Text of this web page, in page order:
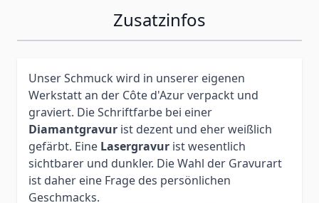
Zusatzinfos
Unser Schmuck wird in unserer eigenen
Werkstatt an der Côte d'Azur verpackt und
graviert. Die Schriftfarbe bei einer
Diamantgravur ist dezent und eher weißlich
gefärbt. Eine Lasergravur ist wesentlich
sichtbarer und dunkler. Die Wahl der Gravurart
ist daher eine Frage des persönlichen
Geschmacks.